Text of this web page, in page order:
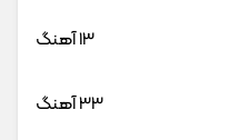
13 آهنگ
33 آهنگ